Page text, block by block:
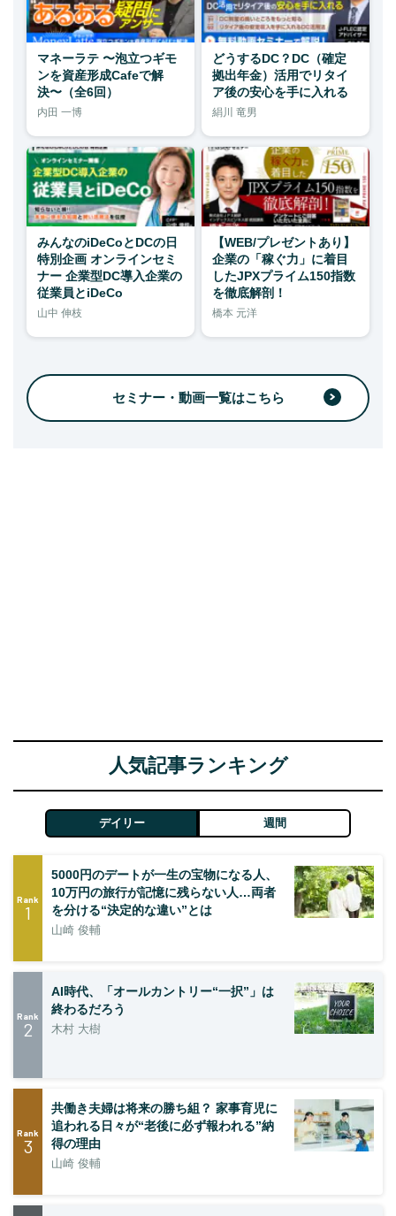
マネーラテ 〜泡立つギモ
ンを資産形成Cafeで解
決〜（全6回）
内田 一博
どうするDC？DC（確定
拠出年金）活用でリタイ
ア後の安心を手に入れる
絹川 竜男
みんなのiDeCoとDCの日
特別企画 オンラインセミ
ナー 企業型DC導入企業の
従業員とiDeCo
山中 伸枝
【WEB/プレゼントあり】
企業の「稼ぐ力」に着目
したJPXプライム150指数
を徹底解剖！
橋本 元洋
セミナー・動画一覧はこちら
人気記事ランキング
デイリー 週間
Rank
1
5000円のデートが一生の宝物になる人、
10万円の旅行が記憶に残らない人…両者
を分ける“決定的な違い”とは
山崎 俊輔
Rank
2
AI時代、「オールカントリー“一択”」は
終わるだろう
木村 大樹
Rank
3
共働き夫婦は将来の勝ち組？ 家事育児に
追われる日々が“老後に必ず報われる”納
得の理由
山崎 俊輔